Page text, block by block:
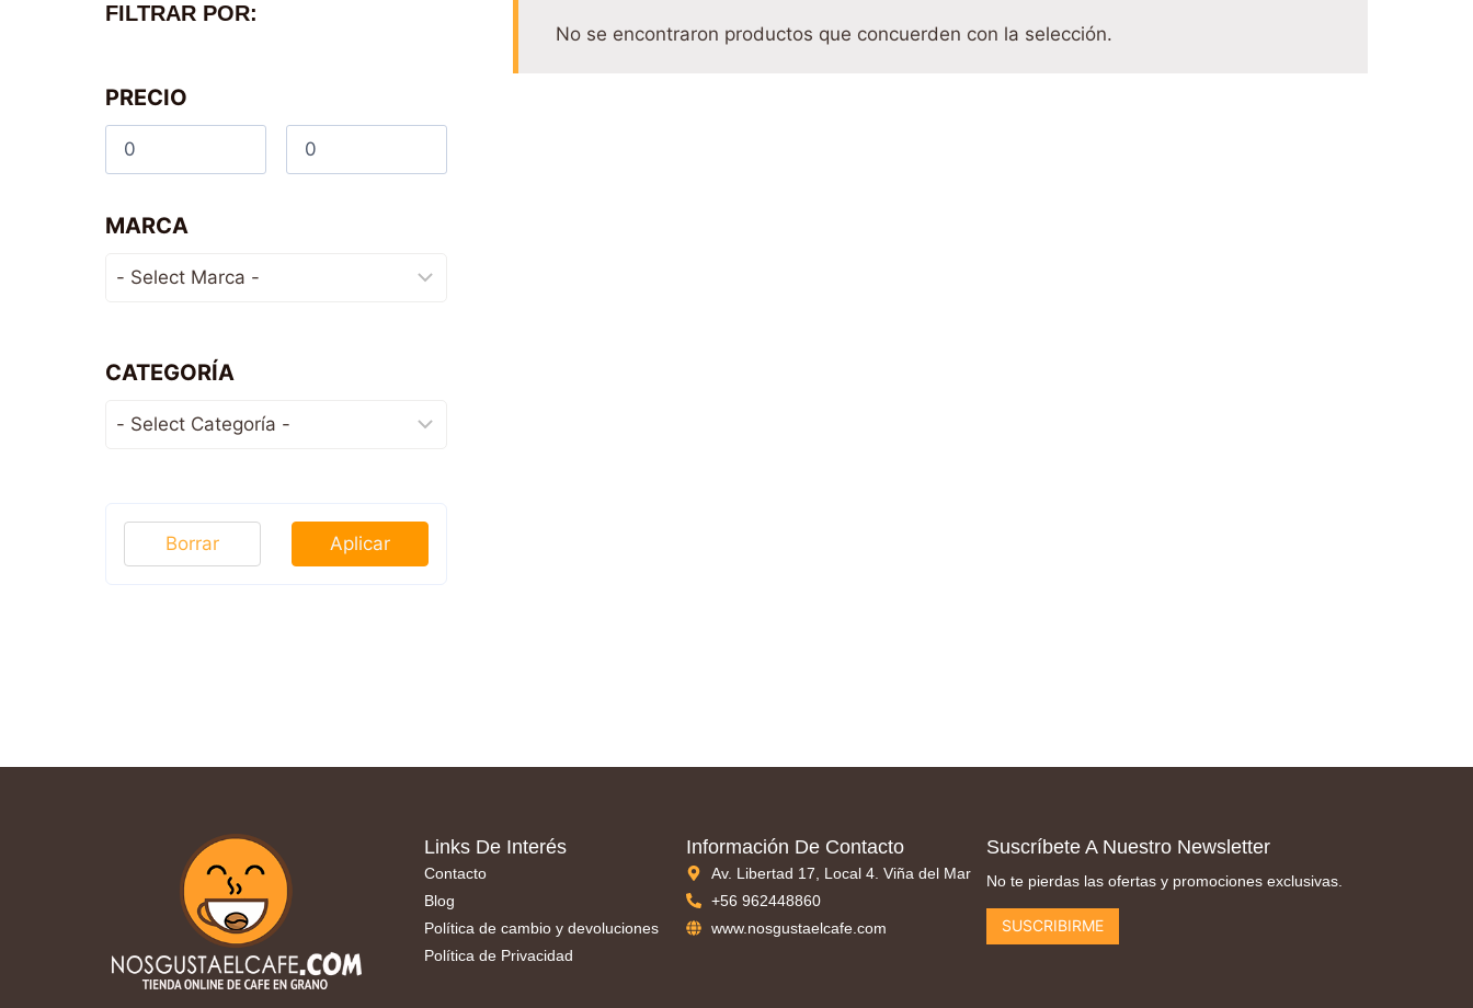
No se encontraron productos que concuerden con la selección.
FILTRAR POR:
PRECIO
MARCA
CATEGORÍA
Aplicar
Borrar
Links De Interés
Contacto
Blog
Política de cambio y devoluciones
Política de Privacidad
Información De Contacto
Av. Libertad 17, Local 4. Viña del Mar
+56 962448860
www.nosgustaelcafe.com
Suscríbete A Nuestro Newsletter
No te pierdas las ofertas y promociones exclusivas.
SUSCRIBIRME